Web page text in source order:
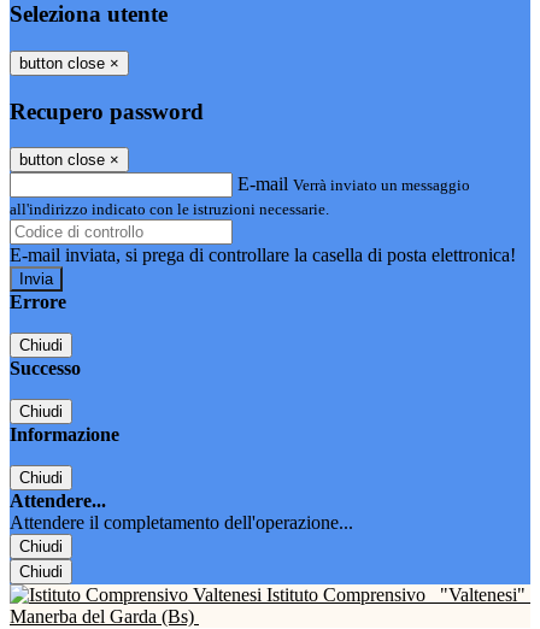
Seleziona utente
button close ×
Recupero password
button close ×
E-mail Verrà inviato un messaggio
all'indirizzo indicato con le istruzioni necessarie.
E-mail inviata, si prega di controllare la casella di posta elettronica!
Errore
Chiudi
Successo
Chiudi
Informazione
Chiudi
Attendere...
Attendere il completamento dell'operazione...
Chiudi
Chiudi
Istituto Comprensivo
"Valtenesi"
Manerba del Garda (Bs)